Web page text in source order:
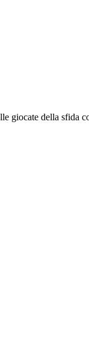
giocate della sfida